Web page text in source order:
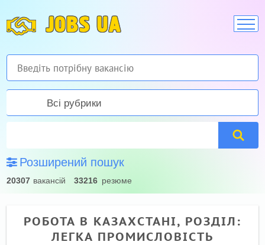
JOBS UA
Всі рубрики
Розширений пошук
20307 вакансій 33216 резюме
РОБОТА В КАЗАХСТАНІ, РОЗДІЛ:
ЛЕГКА ПРОМИСЛОВІСТЬ